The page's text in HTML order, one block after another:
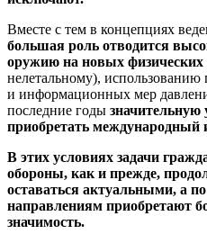
Вместе с тем в концепциях
большая роль отводится
оружию на новых физических
нелетальному),
и информационных мер
последние годы значительную
приобретать международный
В этих условиях задачи
обороны, как и прежде,
оставаться актуальными, а
направлениям приобретают
значимость.